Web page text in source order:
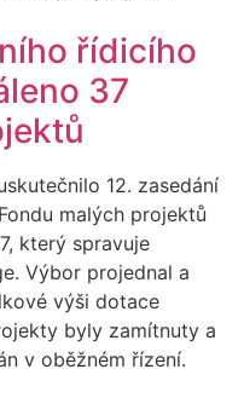
řídicího
37
12. zasedání
malých projektů
který spravuje
Výbor projednal a
výši dotace
byly zamítnuty a
v oběžném řízení.